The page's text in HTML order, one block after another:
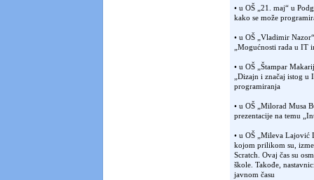
• u OŠ „21. maj“ u
kako se može
• u OŠ „Vladimir
„Mogućnosti rada u IT
• u OŠ „Štampar
„Dizajn i značaj istog
programiranja
• u OŠ „Milorad Musa
prezentacije na temu
• u OŠ „Mileva Lajović
kojom prilikom su,
Scratch. Ovaj čas su
škole. Takođe,
javnom času